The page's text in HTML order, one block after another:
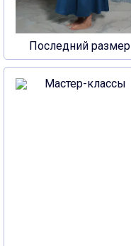
Последний размер